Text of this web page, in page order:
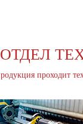
проходит